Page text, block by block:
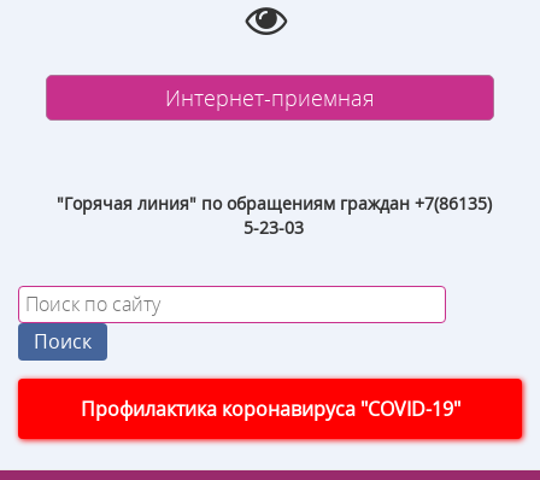
Интернет-приемная
"Горячая линия" по обращениям граждан +7(86135)
5-23-03
Профилактика коронавируса "COVID-19"